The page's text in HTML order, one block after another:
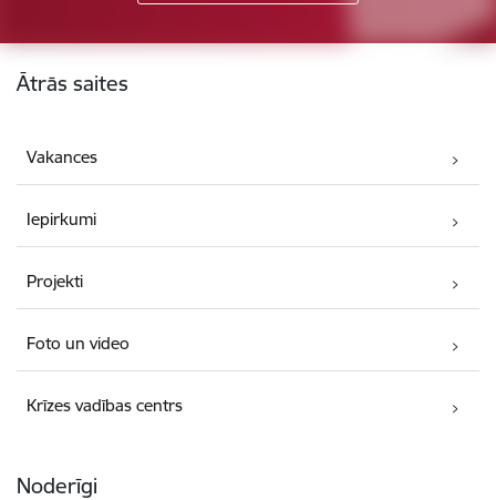
Kājene
Ātrās saites
Vakances
Iepirkumi
Projekti
Foto un video
Krīzes vadības centrs
Noderīgi